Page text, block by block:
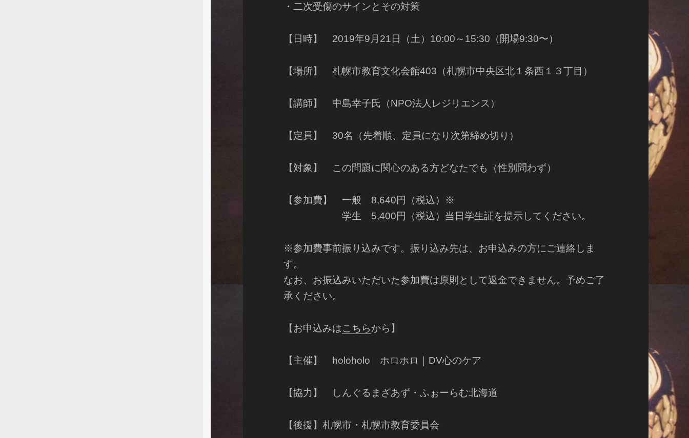
・二次受傷のサインとその対策
【日時】 2019年9月21日（土）10:00～15:30（開場9:30〜）
【場所】 札幌市教育文化会館403（札幌市中央区北１条西１３丁目）
【講師】 中島幸子氏（NPO法人レジリエンス）
【定員】 30名（先着順、定員になり次第締め切り）
【対象】 この問題に関心のある方どなたでも（性別問わず）
【参加費】 一般 8,640円（税込）※
学生 5,400円（税込）当日学生証を提示してください。
※参加費事前振り込みです。振り込み先は、お申込みの方にご連絡しま
す。
なお、お振込みいただいた参加費は原則として返金できません。予めご了
承ください。
【お申込みはこちらから】
【主催】 holoholo ホロホロ｜DV心のケア
【協力】 しんぐるまざあず・ふぉーらむ北海道
【後援】札幌市・札幌市教育委員会